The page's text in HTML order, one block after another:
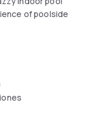
of poolside